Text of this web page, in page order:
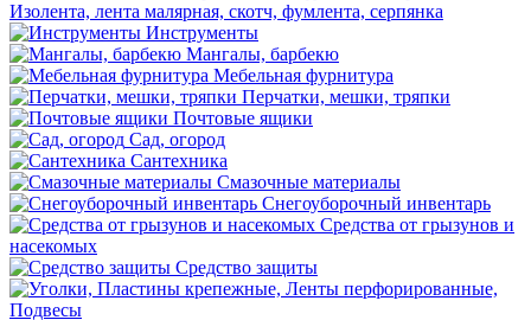
Изолента, лента малярная, скотч, фумлента, серпянка
Инструменты
Мангалы, барбекю
Мебельная фурнитура
Перчатки, мешки, тряпки
Почтовые ящики
Сад, огород
Сантехника
Смазочные материалы
Снегоуборочный инвентарь
Средства от грызунов и
насекомых
Средство защиты